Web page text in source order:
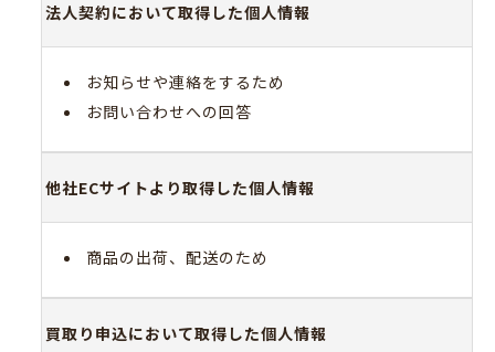
法人契約において取得した個人情報
お知らせや連絡をするため
お問い合わせへの回答
他社ECサイトより取得した個人情報
商品の出荷、配送のため
買取り申込において取得した個人情報